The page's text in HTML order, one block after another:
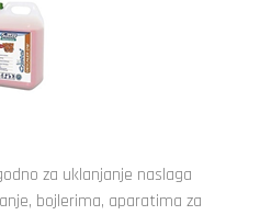
za uklanjanje naslaga
bojlerima, aparatima za